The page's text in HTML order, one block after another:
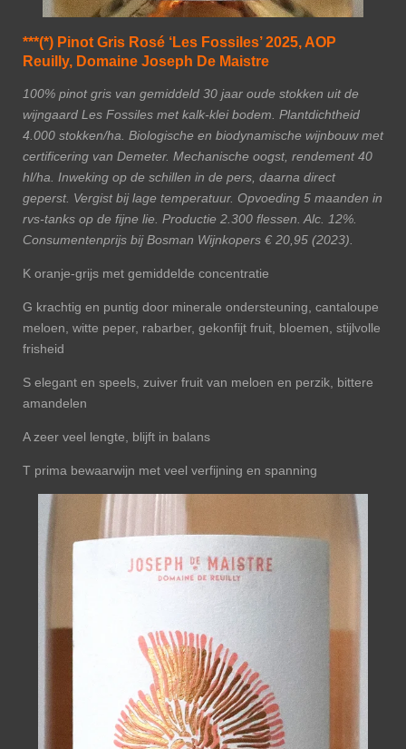
***(*) Pinot Gris Rosé ‘Les Fossiles’ 2025, AOP
Reuilly, Domaine Joseph De Maistre
100% pinot gris van gemiddeld 30 jaar oude stokken uit de
wijngaard Les Fossiles met kalk-klei bodem. Plantdichtheid
4.000 stokken/ha. Biologische en biodynamische wijnbouw met
certificering van Demeter. Mechanische oogst, rendement 40
hl/ha. Inweking op de schillen in de pers, daarna direct
geperst. Vergist bij lage temperatuur. Opvoeding 5 maanden in
rvs-tanks op de fijne lie. Productie 2.300 flessen. Alc. 12%.
Consumentenprijs bij Bosman Wijnkopers € 20,95 (2023).
K oranje-grijs met gemiddelde concentratie
G krachtig en puntig door minerale ondersteuning, cantaloupe
meloen, witte peper, rabarber, gekonfijt fruit, bloemen, stijlvolle
frisheid
S elegant en speels, zuiver fruit van meloen en perzik, bittere
amandelen
A zeer veel lengte, blijft in balans
T prima bewaarwijn met veel verfijning en spanning